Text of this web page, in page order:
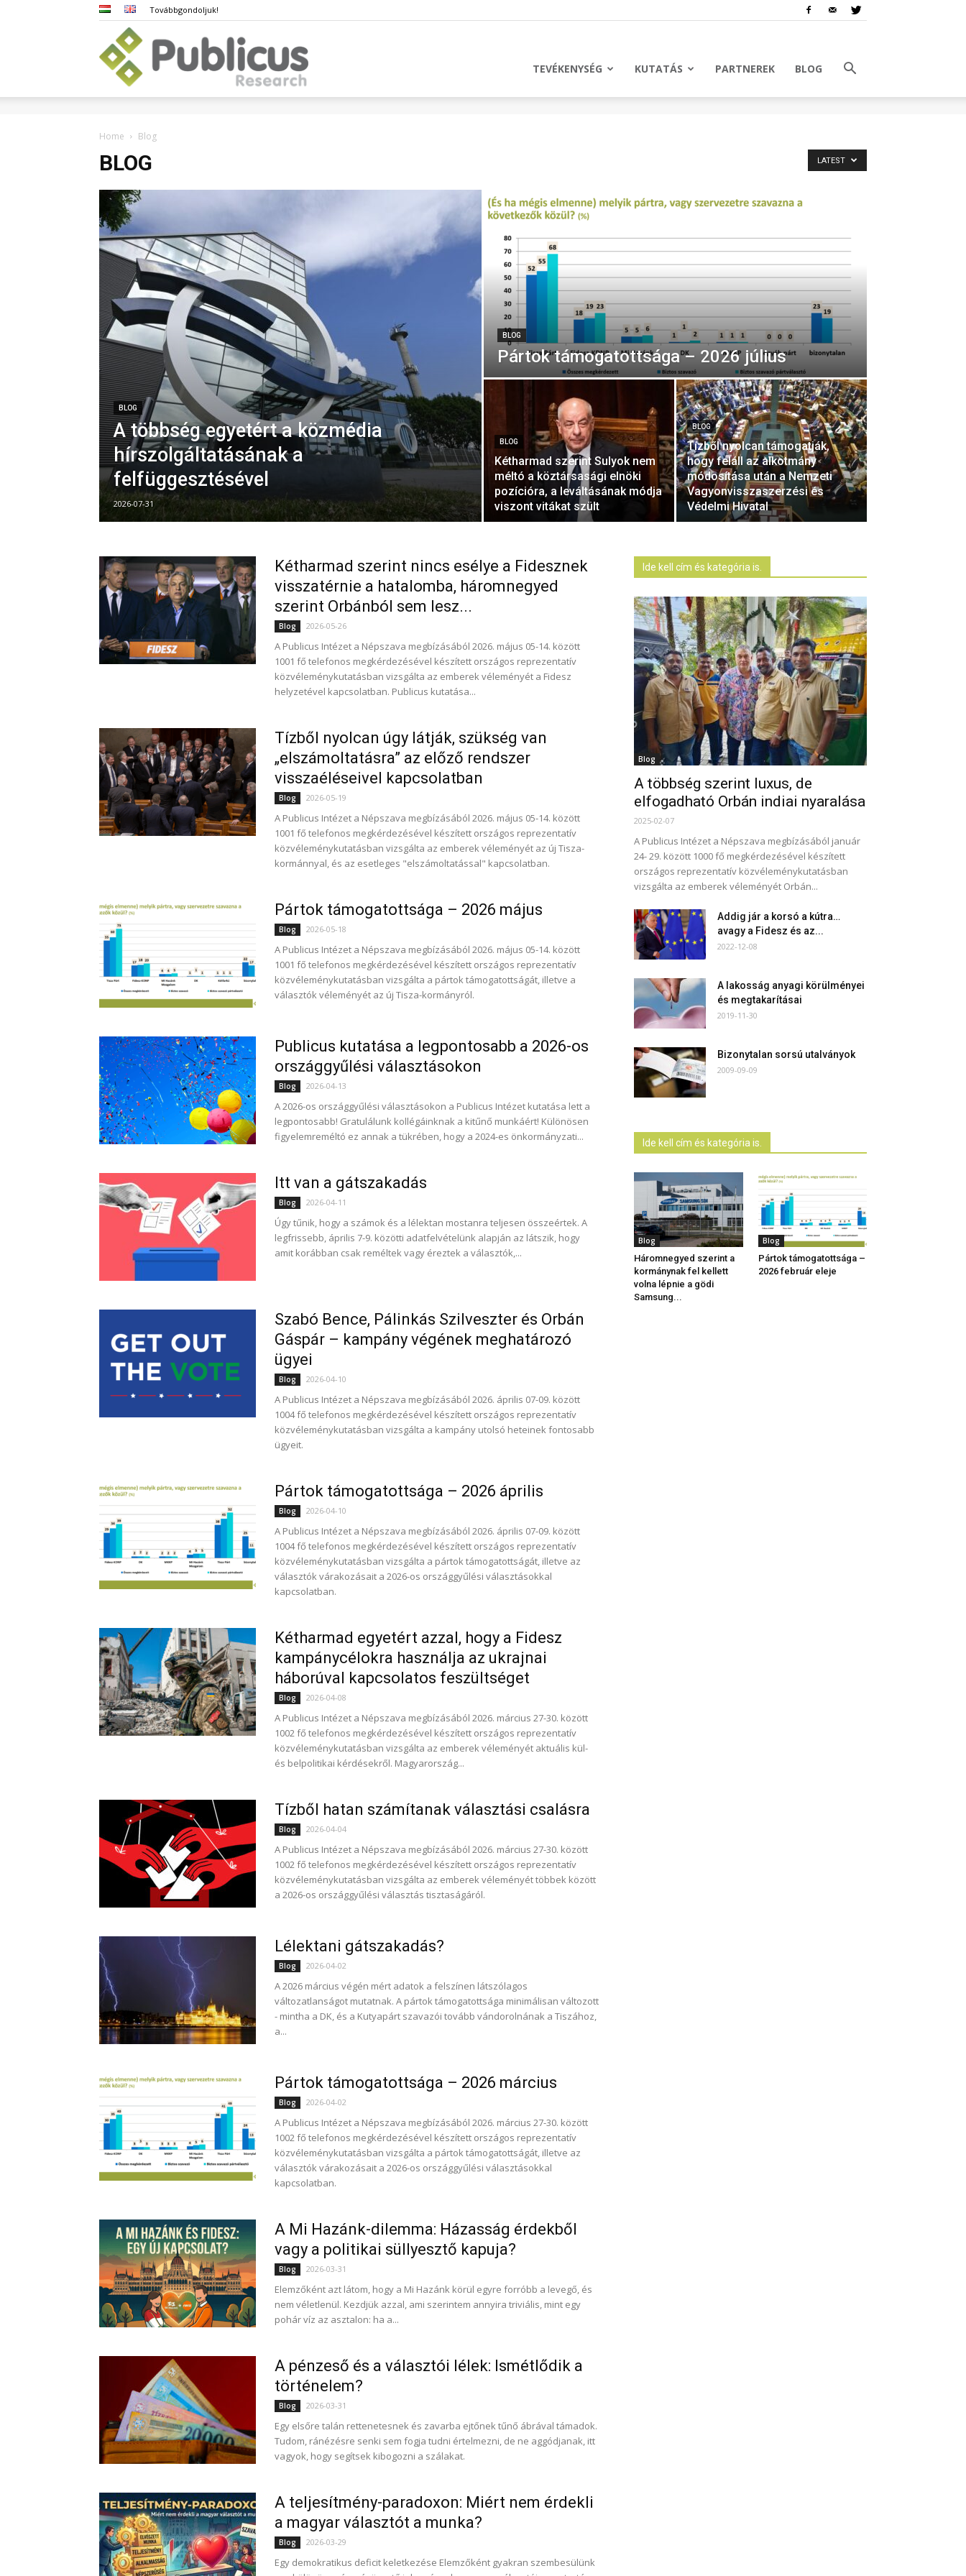
Továbbgondoljuk!
Publicus
TEVÉKENYSÉG KUTATÁS PARTNEREK BLOG
Home Blog
BLOG LATEST
BLOG
A többség egyetért a közmédia
hírszolgáltatásának a
felfüggesztésével
2026-07-31
BLOG
Pártok támogatottsága – 2026 július
BLOG
Kétharmad szerint Sulyok nem
méltó a köztársasági elnöki
pozícióra, a leváltásának módja
viszont vitákat szült
BLOG
Tízből nyolcan támogatják,
hogy feláll az alkotmány
módosítása után a Nemzeti
Vagyonvisszaszerzési és
Védelmi Hivatal
Kétharmad szerint nincs esélye a Fidesznek
visszatérnie a hatalomba, háromnegyed
szerint Orbánból sem lesz...
Blog 2026-05-26
A Publicus Intézet a Népszava megbízásából 2026. május 05-14. között
1001 fő telefonos megkérdezésével készített országos reprezentatív
közvéleménykutatásban vizsgálta az emberek véleményét a Fidesz
helyzetével kapcsolatban. Publicus kutatása...
Tízből nyolcan úgy látják, szükség van
„elszámoltatásra” az előző rendszer
visszaéléseivel kapcsolatban
Blog 2026-05-19
A Publicus Intézet a Népszava megbízásából 2026. május 05-14. között
1001 fő telefonos megkérdezésével készített országos reprezentatív
közvéleménykutatásban vizsgálta az emberek véleményét az új Tisza-
kormánnyal, és az esetleges "elszámoltatással" kapcsolatban.
Pártok támogatottsága – 2026 május
Blog 2026-05-18
A Publicus Intézet a Népszava megbízásából 2026. május 05-14. között
1001 fő telefonos megkérdezésével készített országos reprezentatív
közvéleménykutatásban vizsgálta a pártok támogatottságát, illetve a
választók véleményét az új Tisza-kormányról.
Publicus kutatása a legpontosabb a 2026-os
országgyűlési választásokon
Blog 2026-04-13
A 2026-os országgyűlési választásokon a Publicus Intézet kutatása lett a
legpontosabb! Gratulálunk kollégáinknak a kitűnő munkáért! Különösen
figyelemreméltó ez annak a tükrében, hogy a 2024-es önkormányzati...
Itt van a gátszakadás
Blog 2026-04-11
Úgy tűnik, hogy a számok és a lélektan mostanra teljesen összeértek. A
legfrissebb, április 7-9. közötti adatfelvételünk alapján az látszik, hogy
amit korábban csak reméltek vagy éreztek a választók,...
Szabó Bence, Pálinkás Szilveszter és Orbán
Gáspár – kampány végének meghatározó
ügyei
Blog 2026-04-10
A Publicus Intézet a Népszava megbízásából 2026. április 07-09. között
1004 fő telefonos megkérdezésével készített országos reprezentatív
közvéleménykutatásban vizsgálta a kampány utolsó heteinek fontosabb
ügyeit.
Pártok támogatottsága – 2026 április
Blog 2026-04-10
A Publicus Intézet a Népszava megbízásából 2026. április 07-09. között
1004 fő telefonos megkérdezésével készített országos reprezentatív
közvéleménykutatásban vizsgálta a pártok támogatottságát, illetve az
választók várakozásait a 2026-os országgyűlési választásokkal
kapcsolatban.
Kétharmad egyetért azzal, hogy a Fidesz
kampánycélokra használja az ukrajnai
háborúval kapcsolatos feszültséget
Blog 2026-04-08
A Publicus Intézet a Népszava megbízásából 2026. március 27-30. között
1002 fő telefonos megkérdezésével készített országos reprezentatív
közvéleménykutatásban vizsgálta az emberek véleményét aktuális kül-
és belpolitikai kérdésekről. Magyarország...
Tízből hatan számítanak választási csalásra
Blog 2026-04-04
A Publicus Intézet a Népszava megbízásából 2026. március 27-30. között
1002 fő telefonos megkérdezésével készített országos reprezentatív
közvéleménykutatásban vizsgálta az emberek véleményét többek között
a 2026-os országgyűlési választás tisztaságáról.
Lélektani gátszakadás?
Blog 2026-04-02
A 2026 március végén mért adatok a felszínen látszólagos
változatlanságot mutatnak. A pártok támogatottsága minimálisan változott
- mintha a DK, és a Kutyapárt szavazói tovább vándorolnának a Tiszához,
a...
Pártok támogatottsága – 2026 március
Blog 2026-04-02
A Publicus Intézet a Népszava megbízásából 2026. március 27-30. között
1002 fő telefonos megkérdezésével készített országos reprezentatív
közvéleménykutatásban vizsgálta a pártok támogatottságát, illetve az
választók várakozásait a 2026-os országgyűlési választásokkal
kapcsolatban.
A Mi Hazánk-dilemma: Házasság érdekből
vagy a politikai süllyesztő kapuja?
Blog 2026-03-31
Elemzőként azt látom, hogy a Mi Hazánk körül egyre forróbb a levegő, és
nem véletlenül. Kezdjük azzal, ami szerintem annyira triviális, mint egy
pohár víz az asztalon: ha a...
A pénzeső és a választói lélek: Ismétlődik a
történelem?
Blog 2026-03-31
Egy elsőre talán rettenetesnek és zavarba ejtőnek tűnő ábrával támadok.
Tudom, ránézésre senki sem fogja tudni értelmezni, de ne aggódjanak, itt
vagyok, hogy segítsek kibogozni a szálakat.
A teljesítmény-paradoxon: Miért nem érdekli
a magyar választót a munka?
Blog 2026-03-29
Egy demokratikus deficit keletkezése Elemzőként gyakran szembesülünk
Ide kell cím és kategória is.
Blog
A többség szerint luxus, de
elfogadható Orbán indiai nyaralása
2025-02-07
A Publicus Intézet a Népszava megbízásából január
24- 29. között 1000 fő megkérdezésével készített
országos reprezentatív közvéleménykutatásban
vizsgálta az emberek véleményét Orbán...
Addig jár a korsó a kútra…
avagy a Fidesz és az...
2022-12-08
A lakosság anyagi körülményei
és megtakarításai
2019-11-30
Bizonytalan sorsú utalványok
2009-09-09
Ide kell cím és kategória is.
Blog
Háromnegyed szerint a
kormánynak fel kellett
volna lépnie a gödi
Samsung...
Blog
Pártok támogatottsága –
2026 február eleje